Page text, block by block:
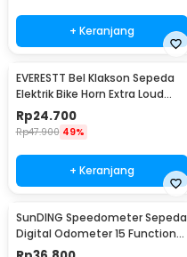
+ Keranjang
EVERESTT Bel Klakson Sepeda
Elektrik Bike Horn Extra Loud
95dB - SB-205
Rp24.700
Rp47.900 49%
+ Keranjang
SunDING Speedometer Sepeda
Digital Odometer 15 Function
LCD Display - SD-548B